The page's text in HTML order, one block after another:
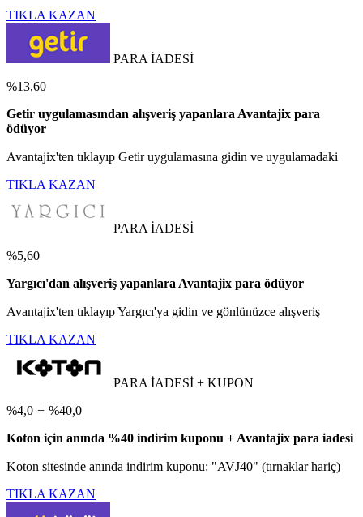
TIKLA KAZAN
PARA İADESİ
%13,60
Getir uygulamasından alışveriş yapanlara Avantajix para
ödüyor
Avantajix'ten tıklayıp Getir uygulamasına gidin ve uygulamadaki
TIKLA KAZAN
PARA İADESİ
%5,60
Yargıcı'dan alışveriş yapanlara Avantajix para ödüyor
Avantajix'ten tıklayıp Yargıcı'ya gidin ve gönlünüzce alışveriş
TIKLA KAZAN
PARA İADESİ + KUPON
%4,0 + %40,0
Koton için anında %40 indirim kuponu + Avantajix para iadesi
Koton sitesinde anında indirim kuponu: "AVJ40" (tırnaklar hariç)
TIKLA KAZAN